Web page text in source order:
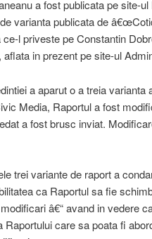
a fost publicata pe site-
varianta publicata de
l priveste pe Constantin
in prezent pe site-ul
a aparut o a treia varianta
Media, Raportul a fost
a fost brusc inviat.
trei variante de raport a
ca Raportul sa fie
â€“ avand in vedere
care sa poata fi